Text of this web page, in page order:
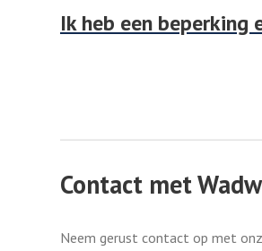
Ik heb een beperking
Contact met
Neem gerust contact op met